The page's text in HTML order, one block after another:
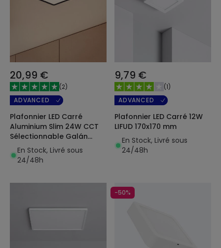
20,99 €
(2)
ADVANCED
Plafonnier LED Carré
Aluminium Slim 24W CCT
Sélectionnable Galán
280x280 mm SwitchDimm
En Stock, Livré sous
24/48h
9,79 €
(1)
ADVANCED
Plafonnier LED Carré 12W
LIFUD 170x170 mm
En Stock, Livré sous
24/48h
-50%